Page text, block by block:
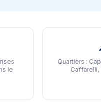
le
Quartiers :
Caffarelli,